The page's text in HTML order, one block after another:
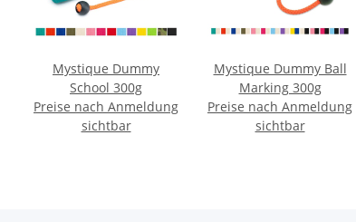
Mystique Dummy
School 300g
Preise nach Anmeldung
sichtbar
Mystique Dummy Ball
Marking 300g
Preise nach Anmeldung
sichtbar